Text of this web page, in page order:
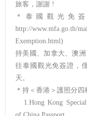
旅客，謝謝 !
＊泰國觀光免
http://www.mfa.go.th/
Exemption.html)
持美國、加拿大、澳
往泰國觀光免簽證，
天。
＊持＜香港＞護照分四
1.Hong Kong Special